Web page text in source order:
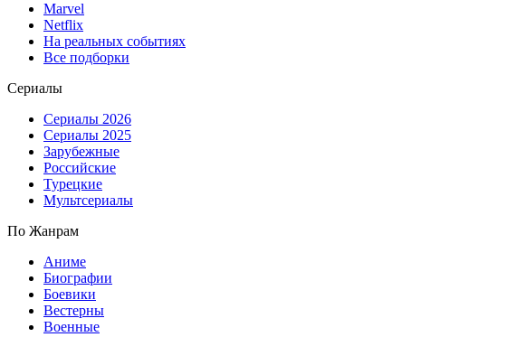
Marvel
Netflix
На реальных событиях
Все подборки
Сериалы
Сериалы 2026
Сериалы 2025
Зарубежные
Российские
Турецкие
Мультсериалы
По Жанрам
Аниме
Биографии
Боевики
Вестерны
Военные